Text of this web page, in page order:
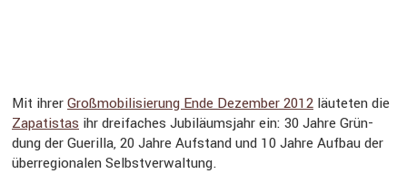
Mit ihrerGroß­mo­bi­li­sie­rung Ende De­zember 2012 läu­te­ten die
Za­pa­tis­tas ihr drei­fa­ches Ju­bi­lä­ums­jahr ein: 30 Jahre Grün­
dung der Gue­ril­la, 20 Jahre Auf­stand und 10 Jahre Auf­bau der
über­re­gio­na­len Selbst­ver­wal­tung.